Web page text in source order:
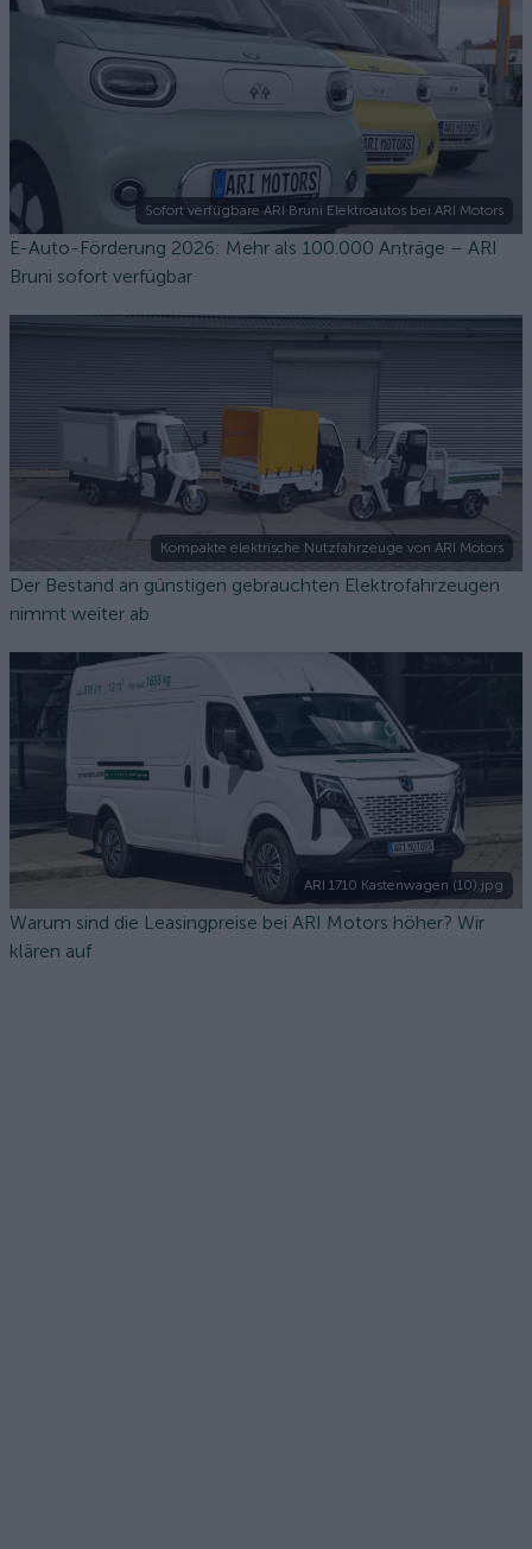
Sofort verfügbare ARI Bruni Elektroautos bei ARI Motors
E-Auto-Förderung 2026: Mehr als 100.000 Anträge – ARI
Bruni sofort verfügbar
Kompakte elektrische Nutzfahrzeuge von ARI Motors
Der Bestand an günstigen gebrauchten Elektrofahrzeugen
nimmt weiter ab
ARI 1710 Kastenwagen (10).jpg
Warum sind die Leasingpreise bei ARI Motors höher? Wir
klären auf